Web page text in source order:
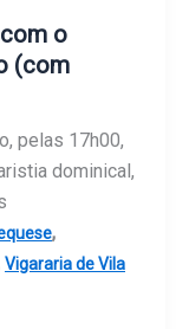
o
(com
pelas 17h00,
dominical,
,
Vigararia de Vila